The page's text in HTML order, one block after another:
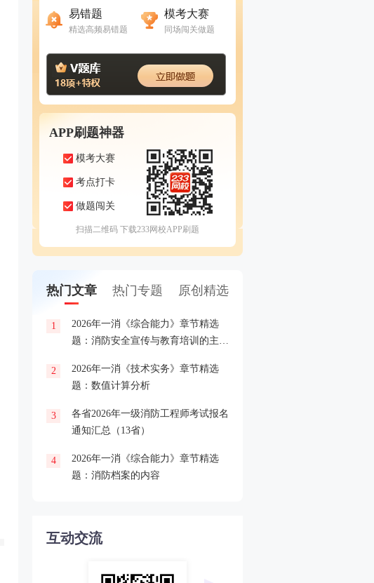
易错题
精选高频易错题
模考大赛
同场闯关做题
APP刷题神器
模考大赛
考点打卡
做题闯关
扫描二维码 下载233网校APP刷题
热门文章 热门专题 原创精选
1
2026年一消《综合能力》章节精选
题：消防安全宣传与教育培训的主要
2
2026年一消《技术实务》章节精选
题：数值计算分析
3
各省2026年一级消防工程师考试报名
通知汇总（13省）
4
2026年一消《综合能力》章节精选
题：消防档案的内容
互动交流